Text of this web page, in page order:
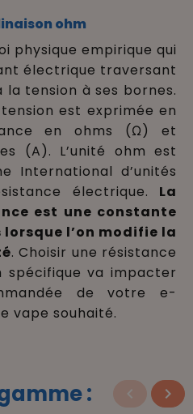
ohm
physique empirique qui
électrique traversant
tension à ses bornes.
est exprimée en
en ohms (Ω) et
(A). L’unité ohm est
International d’unités
électrique. La
est une constante
l’on modifie la
. Choisir une résistance
spécifique va impacter
de votre e-
vape souhaité.
: keyboard_arrow_left keyboard_arrow_right